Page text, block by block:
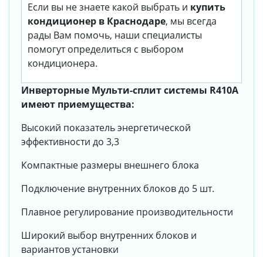
Если вы не знаете какой выбрать и купить
кондиционер в Краснодаре, мы всегда
рады Вам помочь, наши специалисты
помогут определиться с выбором
кондиционера.
Инверторные Мульти-сплит системы R410A
имеют приемущества:
Высокий показатель энергетической
эффективности до 3,3
Компактные размеры внешнего блока
Подключение внутренних блоков до 5 шт.
Плавное регулирование производительности
Широкий выбор внутренних блоков и
вариантов установки